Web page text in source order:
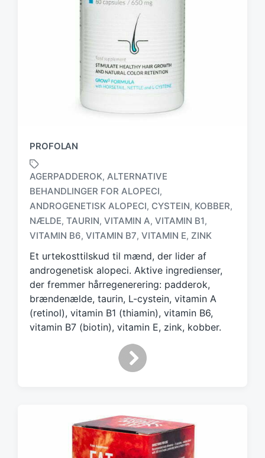
PROFOLAN
T
a
g
e
d
w
i
h
AGERPADDEROK, ALTERNATIVE
BEHANDLINGER FOR ALOPECI,
ANDROGENETISK ALOPECI, CYSTEIN, KOBBER,
NÆLDE, TAURIN, VITAMIN A, VITAMIN B1,
VITAMIN B6, VITAMIN B7, VITAMIN E, ZINK
Et urtekosttilskud til mænd, der lider af
androgenetisk alopeci. Aktive ingredienser,
der fremmer hårregenerering: padderok,
brændenælde, taurin, L-cystein, vitamin A
(retinol), vitamin B1 (thiamin), vitamin B6,
vitamin B7 (biotin), vitamin E, zink, kobber.